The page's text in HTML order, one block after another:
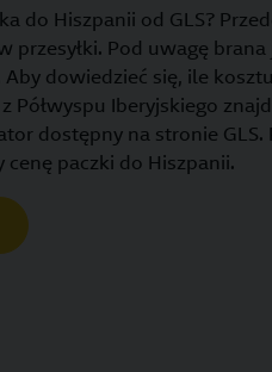
do Hiszpanii od GLS?
przesyłki. Pod uwagę
dowiedzieć się, ile
Półwyspu Iberyjskiego
dostępny na stronie
cenę paczki do Hiszpanii.